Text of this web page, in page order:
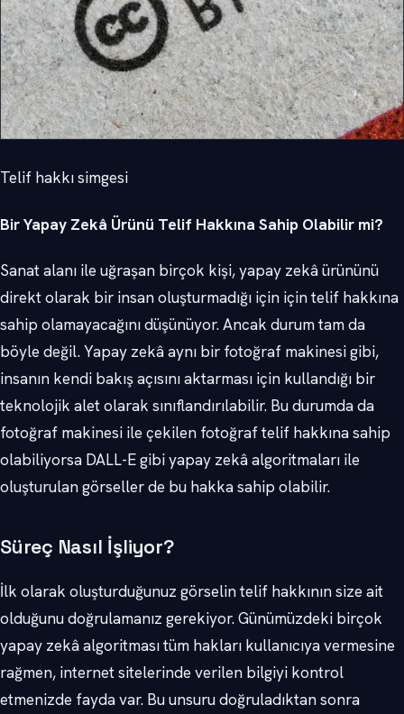
Telif hakkı simgesi
Bir Yapay Zekâ Ürünü Telif Hakkına Sahip Olabilir mi?
Sanat alanı ile uğraşan birçok kişi, yapay zekâ ürününü
direkt olarak bir insan oluşturmadığı için için telif hakkına
sahip olamayacağını düşünüyor. Ancak durum tam da
böyle değil. Yapay zekâ aynı bir fotoğraf makinesi gibi,
insanın kendi bakış açısını aktarması için kullandığı bir
teknolojik alet olarak sınıflandırılabilir. Bu durumda da
fotoğraf makinesi ile çekilen fotoğraf telif hakkına sahip
olabiliyorsa DALL-E gibi yapay zekâ algoritmaları ile
oluşturulan görseller de bu hakka sahip olabilir.
Süreç Nasıl İşliyor?
İlk olarak oluşturduğunuz görselin telif hakkının size ait
olduğunu doğrulamanız gerekiyor. Günümüzdeki birçok
yapay zekâ algoritması tüm hakları kullanıcıya vermesine
rağmen, internet sitelerinde verilen bilgiyi kontrol
etmenizde fayda var. Bu unsuru doğruladıktan sonra